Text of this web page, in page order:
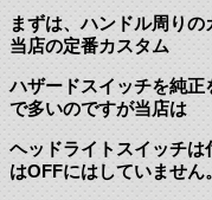
まずは、ハンドル周り
当店の定番カスタム
ハザードスイッチを純
で多いのですが当店は
ヘッドライトスイッチ
はOFFにはしていません